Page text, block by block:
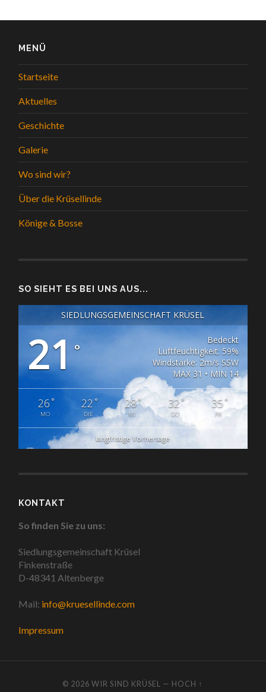
MENÜ
Startseite
Aktuelles
Geschichte
Galerie
Wo sind wir?
Über die Krüsellinde
Könige & Bosse
SO SIEHT ES BEI UNS AUS...
SIEDLUNGSGEMEINSCHAFT KRÜSEL
21°
Bedeckt
Luftfeuchtigkeit: 59%
Windstärke: 2m/s SSW
MAX 31 • MIN 14
26°
MO
22 °
DIE
28°
MI
32°
DO
35°
FR
langfristige Vorhersage
KONTAKT
So finden Sie zu uns:
Siedlungsgemeinschaft Krüsel
Finkenstraße
D-48341 Altenberge
Mail: info@kruesellinde.com
Impressum
© 2026WIR SIND KRÜSEL — HOCH ↑